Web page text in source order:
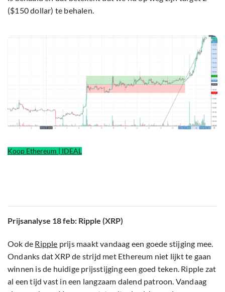
($150 dollar) te behalen.
Koop Ethereum | IDEAL
Prijsanalyse 18 feb: Ripple (XRP)
Ook de Ripple prijs maakt vandaag een goede stijging mee.
Ondanks dat XRP de strijd met Ethereum niet lijkt te gaan
winnen is de huidige prijsstijging een goed teken. Ripple zat
al een tijd vast in een langzaam dalend patroon. Vandaag